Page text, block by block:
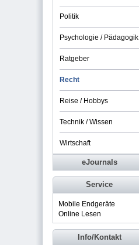
Politik
Psychologie / Pädagogik
Ratgeber
Recht
Reise / Hobbys
Technik / Wissen
Wirtschaft
eJournals
Service
Mobile Endgeräte
Online Lesen
Info/Kontakt